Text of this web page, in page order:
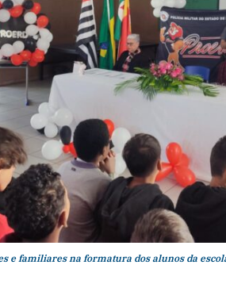
e familiares na formatura dos alunos da